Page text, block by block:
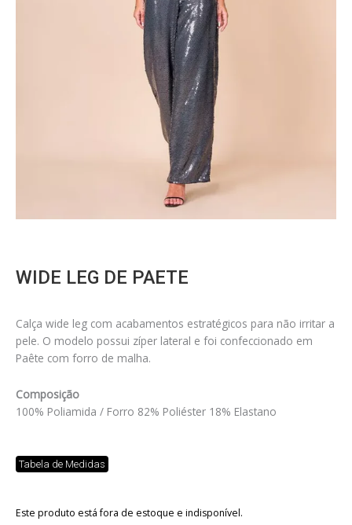
WIDE LEG DE PAETE
Calça wide leg com acabamentos estratégicos para não irritar a
pele. O modelo possui zíper lateral e foi confeccionado em
Paête com forro de malha.
Composição
100% Poliamida / Forro 82% Poliéster 18% Elastano
Tabela de Medidas
Este produto está fora de estoque e indisponível.